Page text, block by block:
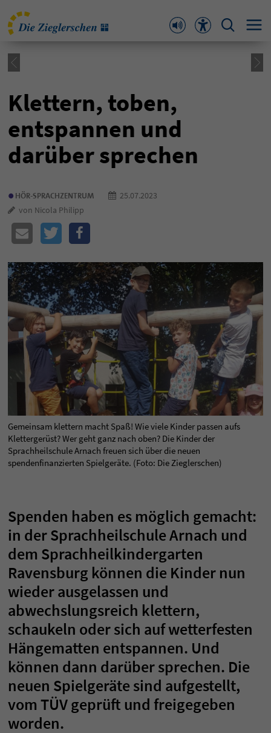
Klettern, toben,
entspannen und
darüber sprechen
• HÖR-SPRACHZENTRUM
25.07.2023
von Nicola Philipp
Gemeinsam klettern macht Spaß! Wie viele Kinder passen aufs
Klettergerüst? Wer geht ganz nach oben? Die Kinder der
Sprachheilschule Arnach freuen sich über die neuen
spendenfinanzierten Spielgeräte. (Foto: Die Zieglerschen)
Spenden haben es möglich gemacht:
in der Sprachheilschule Arnach und
dem Sprachheilkindergarten
Ravensburg können die Kinder nun
wieder ausgelassen und
abwechslungsreich klettern,
schaukeln oder sich auf wetterfesten
Hängematten entspannen. Und
können dann darüber sprechen. Die
neuen Spielgeräte sind aufgestellt,
vom TÜV geprüft und freigegeben
worden.